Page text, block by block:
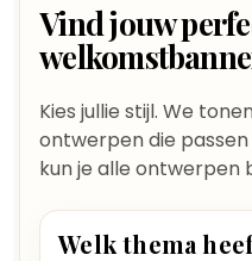
Vind jouw
Kies jullie stijl. We
ontwerpen die
kun je alle ontwerpen
Welk thema